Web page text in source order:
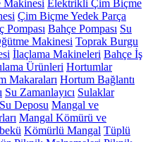
Elektrikli Çim Biçme
Çim Biçme Yedek Parça
Pompası Bahçe Pompası Su
Makinesi Toprak Burgu
İlaçlama Makineleri Bahçe İş
Ürünleri Hortumlar
Makaraları Hortum Bağlantı
Su Zamanlayıcı Sulaklar
Deposu Mangal ve
Mangal Kömürü ve
Kömürlü Mangal Tüplü